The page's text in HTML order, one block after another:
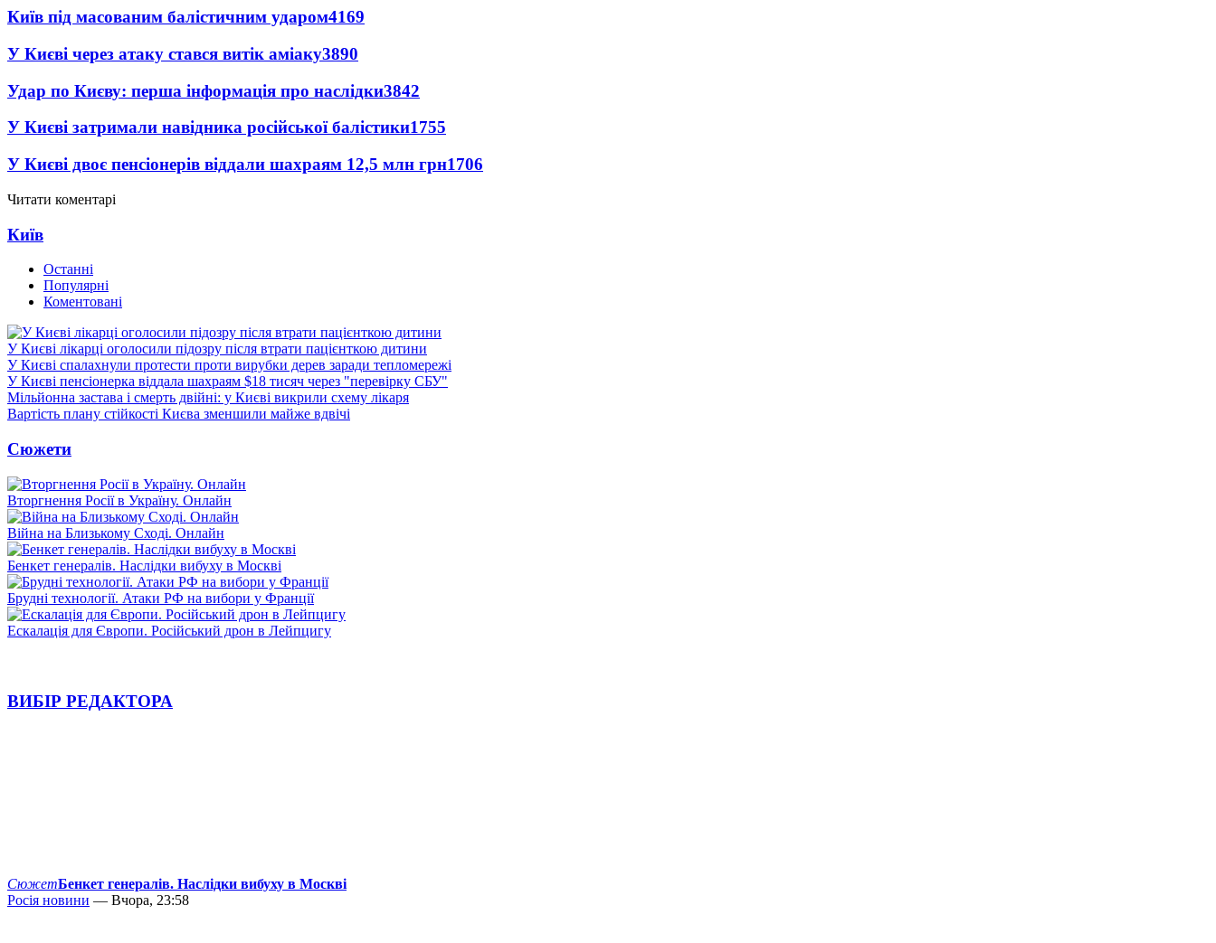
Київ під масованим балістичним ударом4169
У Києві через атаку стався витік аміаку3890
Удар по Києву: перша інформація про наслідки3842
У Києві затримали навідника російської балістики1755
У Києві двоє пенсіонерів віддали шахраям 12,5 млн грн1706
Читати коментарі
Київ
Останні
Популярні
Коментовані
У Києві лікарці оголосили підозру після втрати пацієнткою дитини
У Києві спалахнули протести проти вирубки дерев заради тепломережі
У Києві пенсіонерка віддала шахраям $18 тисяч через "перевірку СБУ"
Мільйонна застава і смерть двійні: у Києві викрили схему лікаря
Вартість плану стійкості Києва зменшили майже вдвічі
Сюжети
Вторгнення Росії в Україну. Онлайн
Війна на Близькому Сході. Онлайн
Бенкет генералів. Наслідки вибуху в Москві
Брудні технології. Атаки РФ на вибори у Франції
Ескалація для Європи. Російський дрон в Лейпцигу
ВИБІР РЕДАКТОРА
СюжетБенкет генералів. Наслідки вибуху в Москві
Росія новини — Вчора, 23:58